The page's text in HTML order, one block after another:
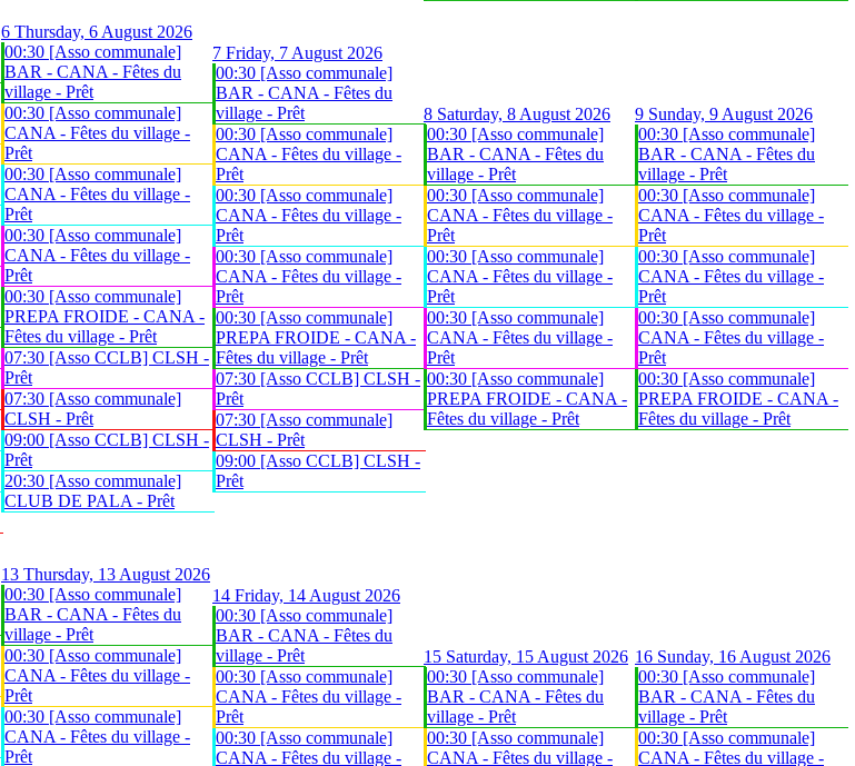
6 Thursday, 6 August 2026
00:30 [Asso communale]
BAR - CANA - Fêtes du
village - Prêt
00:30 [Asso communale]
CANA - Fêtes du village -
Prêt
00:30 [Asso communale]
CANA - Fêtes du village -
Prêt
00:30 [Asso communale]
CANA - Fêtes du village -
Prêt
00:30 [Asso communale]
PREPA FROIDE - CANA -
Fêtes du village - Prêt
07:30 [Asso CCLB] CLSH -
Prêt
07:30 [Asso communale]
CLSH - Prêt
09:00 [Asso CCLB] CLSH -
Prêt
20:30 [Asso communale]
CLUB DE PALA - Prêt
7 Friday, 7 August 2026
00:30 [Asso communale]
BAR - CANA - Fêtes du
village - Prêt
00:30 [Asso communale]
CANA - Fêtes du village -
Prêt
00:30 [Asso communale]
CANA - Fêtes du village -
Prêt
00:30 [Asso communale]
CANA - Fêtes du village -
Prêt
00:30 [Asso communale]
PREPA FROIDE - CANA -
Fêtes du village - Prêt
07:30 [Asso CCLB] CLSH -
Prêt
07:30 [Asso communale]
CLSH - Prêt
09:00 [Asso CCLB] CLSH -
Prêt
8 Saturday, 8 August 2026
00:30 [Asso communale]
BAR - CANA - Fêtes du
village - Prêt
00:30 [Asso communale]
CANA - Fêtes du village -
Prêt
00:30 [Asso communale]
CANA - Fêtes du village -
Prêt
00:30 [Asso communale]
CANA - Fêtes du village -
Prêt
00:30 [Asso communale]
PREPA FROIDE - CANA -
Fêtes du village - Prêt
9 Sunday, 9 August 2026
00:30 [Asso communale]
BAR - CANA - Fêtes du
village - Prêt
00:30 [Asso communale]
CANA - Fêtes du village -
Prêt
00:30 [Asso communale]
CANA - Fêtes du village -
Prêt
00:30 [Asso communale]
CANA - Fêtes du village -
Prêt
00:30 [Asso communale]
PREPA FROIDE - CANA -
Fêtes du village - Prêt
13 Thursday, 13 August 2026
00:30 [Asso communale]
BAR - CANA - Fêtes du
village - Prêt
00:30 [Asso communale]
CANA - Fêtes du village -
Prêt
00:30 [Asso communale]
CANA - Fêtes du village -
Prêt
14 Friday, 14 August 2026
00:30 [Asso communale]
BAR - CANA - Fêtes du
village - Prêt
00:30 [Asso communale]
CANA - Fêtes du village -
Prêt
00:30 [Asso communale]
CANA - Fêtes du village -
15 Saturday, 15 August 2026
00:30 [Asso communale]
BAR - CANA - Fêtes du
village - Prêt
00:30 [Asso communale]
CANA - Fêtes du village -
16 Sunday, 16 August 2026
00:30 [Asso communale]
BAR - CANA - Fêtes du
village - Prêt
00:30 [Asso communale]
CANA - Fêtes du village -